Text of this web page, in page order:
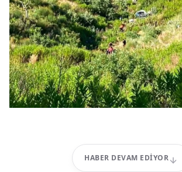
HABER DEVAM EDIYOR